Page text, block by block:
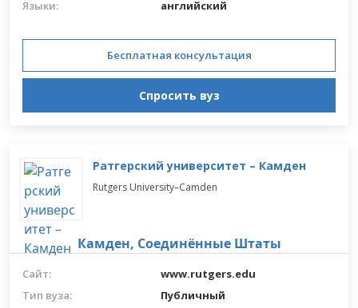
Языки:
английский
Бесплатная консультация
Спросить вуз
Ратгерский университет – Камден
Rutgers University–Camden
Камден, Соединённые Штаты
Сайт:
www.rutgers.edu
Тип вуза:
Публичный